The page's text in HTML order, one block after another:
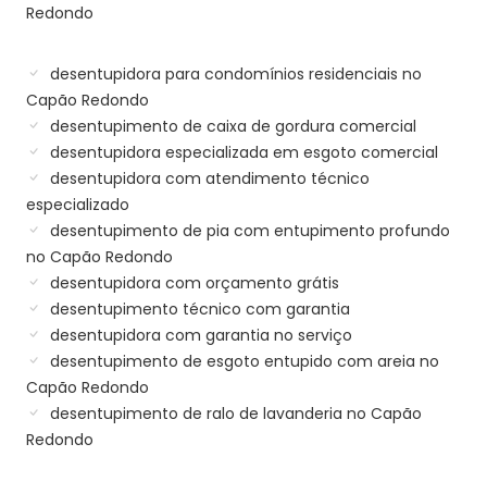
Redondo
desentupidora para condomínios residenciais no
Capão Redondo
desentupimento de caixa de gordura comercial
desentupidora especializada em esgoto comercial
desentupidora com atendimento técnico
especializado
desentupimento de pia com entupimento profundo
no Capão Redondo
desentupidora com orçamento grátis
desentupimento técnico com garantia
desentupidora com garantia no serviço
desentupimento de esgoto entupido com areia no
Capão Redondo
desentupimento de ralo de lavanderia no Capão
Redondo